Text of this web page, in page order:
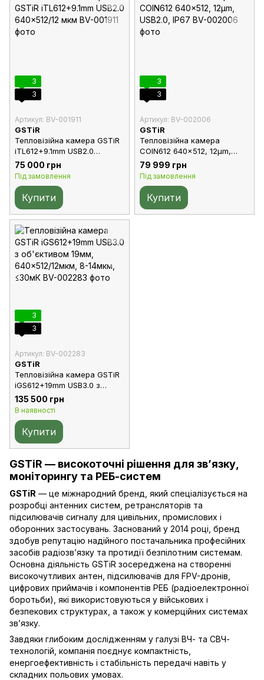
3
3
Артикул: BV-001911
GSTiR
Тепловізійна камера GSTiR
iTL612+9.1mm USB2.0
640×512/12 мкм
75 000 грн
Під замовлення
Купити
3
3
Артикул: BV-002006
GSTiR
Тепловізійна камера
COIN612 640×512, 12μm,
USB2.0, IP67
79 999 грн
Під замовлення
Купити
3
3
Артикул: BV-002283
GSTiR
Тепловізійна камера GSTiR
iGS612+19mm USB3.0 з
об'єктивом 19мм,
640×512/12мкм, 8-14мкм,
135 500 грн
В наявності
Купити
GSTiR — високоточні рішення для зв’язку,
моніторингу та РЕБ-систем
GSTiR — це міжнародний бренд, який спеціалізується на
розробці антенних систем, ретрансляторів та
підсилювачів сигналу для цивільних, промислових і
оборонних застосувань. Заснований у 2014 році, бренд
здобув репутацію надійного постачальника професійних
засобів радіозв’язку та протидії безпілотним системам.
Основна діяльність GSTiR зосереджена на створенні
високочутливих антен, підсилювачів для FPV-дронів,
цифрових приймачів і компонентів РЕБ (радіоелектронної
боротьби), які використовуються у військових і
безпекових структурах, а також у комерційних системах
зв’язку.
Завдяки глибоким дослідженням у галузі ВЧ- та СВЧ-
технологій, компанія поєднує компактність,
енергоефективність і стабільність передачі навіть у
складних польових умовах.